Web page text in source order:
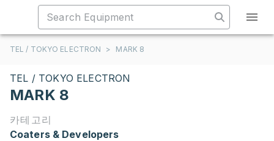
TEL / TOKYO ELECTRON > MARK 8
TEL / TOKYO ELECTRON
MARK 8
카테고리
Coaters & Developers